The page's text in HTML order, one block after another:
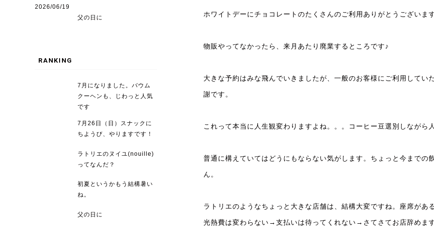
ホワイトデーにチョコレートのたくさんのご利用ありがとうございま
物販やってなかったら、来月あたり廃業するところです♪
大きな予約はみな飛んでいきましたが、一般のお客様にご利用して
謝です。
これって本当に人生観変わりますよね。。。コーヒー豆選別しながら
普通に構えていてはどうにもならない気がします。ちょっと今まで
ん。
ラトリエのようなちょっと大きな店舗は、結構大変ですね。座席が
光熱費は変わらない→支払いは待ってくれない→さてさてお店辞めま
2026/06/19
父の日に
RANKING
7月になりました。バウム
クーヘンも、じわっと人気
です
7月26日（日）スナックに
ちようび、やりますです！
ラトリエのヌイユ(nouille)
ってなんだ？
初夏というかもう結構暑い
ね。
父の日に